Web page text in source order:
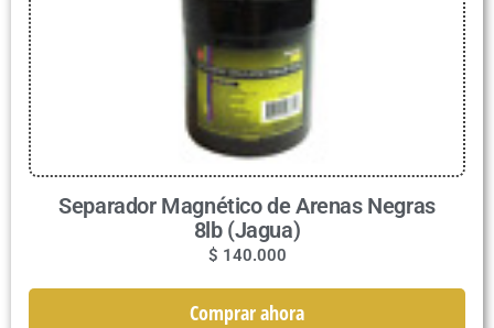
Separador Magnético de Arenas Negras
8lb (Jagua)
$ 140.000
Comprar ahora